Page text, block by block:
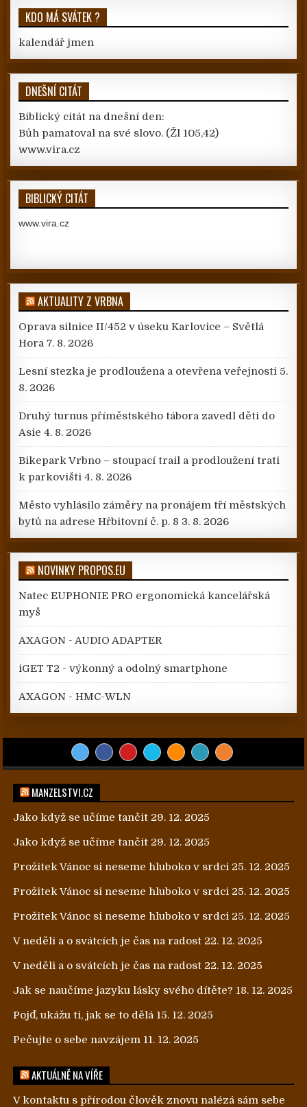
KDO MÁ SVÁTEK ?
kalendář jmen
DNEŠNÍ CITÁT
Biblický citát na dnešní den:
Bůh pamatoval na své slovo. (Žl 105,42)
www.vira.cz
BIBLICKÝ CITÁT
www.vira.cz
AKTUALITY Z VRBNA
Oprava silnice II/452 v úseku Karlovice – Světlá
Hora 7. 8. 2026
Lesní stezka je prodloužena a otevřena veřejnosti 5.
8. 2026
Druhý turnus příměstského tábora zavedl děti do
Asie 4. 8. 2026
Bikepark Vrbno – stoupací trail a prodloužení trati
k parkovišti 4. 8. 2026
Město vyhlásilo záměry na pronájem tří městských
bytů na adrese Hřbitovní č. p. 8 3. 8. 2026
NOVINKY PROPOS.EU
Natec EUPHONIE PRO ergonomická kancelářská
myš
AXAGON - AUDIO ADAPTER
iGET T2 - výkonný a odolný smartphone
AXAGON - HMC-WLN
MANZELSTVI.CZ
Jako když se učíme tančit 29. 12. 2025
Jako když se učíme tančit 29. 12. 2025
Prožitek Vánoc si neseme hluboko v srdci 25. 12. 2025
Prožitek Vánoc si neseme hluboko v srdci 25. 12. 2025
Prožitek Vánoc si neseme hluboko v srdci 25. 12. 2025
V neděli a o svátcích je čas na radost 22. 12. 2025
V neděli a o svátcích je čas na radost 22. 12. 2025
Jak se naučíme jazyku lásky svého dítěte? 18. 12. 2025
Pojď, ukážu ti, jak se to dělá 15. 12. 2025
Pečujte o sebe navzájem 11. 12. 2025
AKTUÁLNĚ NA VÍŘE
V kontaktu s přírodou člověk znovu nalézá sám sebe